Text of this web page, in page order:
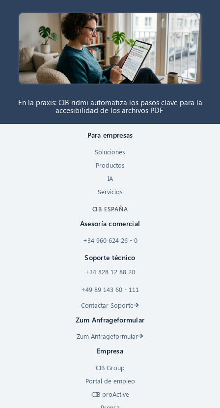
En la praxis: CIB ridmi automatiza los pasos clave para la
accesibilidad de los archivos PDF
Para empresas
Soluciones
Productos
IA
Servicios
CIB ESPAÑA
Asesoría comercial
+34 960 624 26 - 0
Soporte técnico
+34 828 12 88 20
+49 89 143 60 - 111
Contactar Soporte
Zum Anfrageformular
Zum Anfrageformular
Empresa
CIB Group
Portal de empleo
CIB proActive